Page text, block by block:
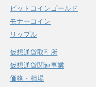
ビットコインゴールド
モナーコイン
リップル
仮想通貨取引所
仮想通貨関連事業
価格・相場